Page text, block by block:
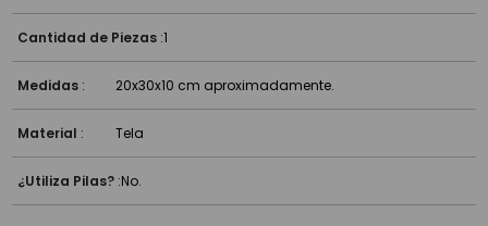
Cantidad de Piezas :1
Medidas : 20x30x10 cm aproximadamente.
Material : Tela
¿Utiliza Pilas? :No.